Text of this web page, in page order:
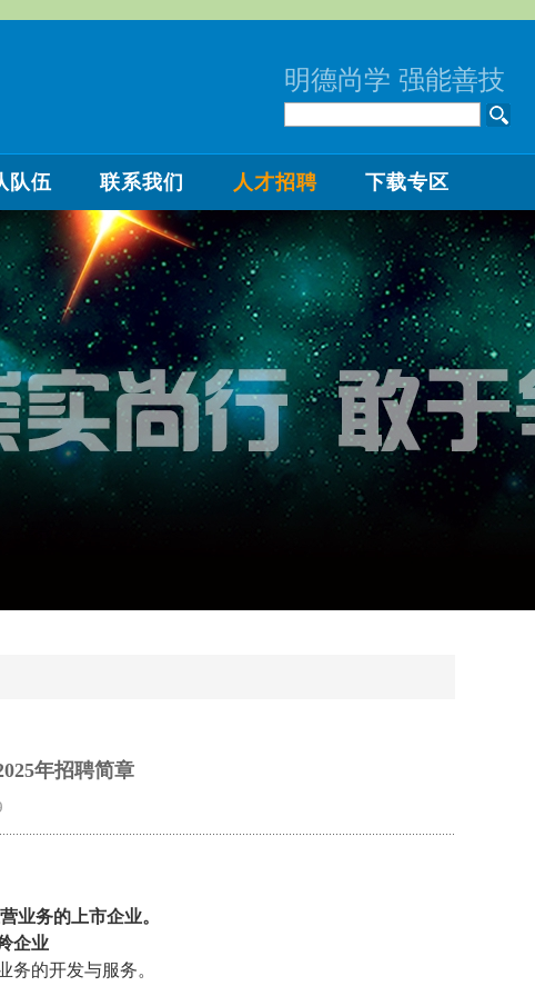
明德尚学 强能善技
队伍 联系我们 人才招聘 下载专区
年招聘简章
业务的上市企业。
企业
务的开发与服务。